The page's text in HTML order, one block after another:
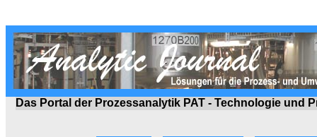
Das Portal der Prozessanalytik PAT - Technologie und